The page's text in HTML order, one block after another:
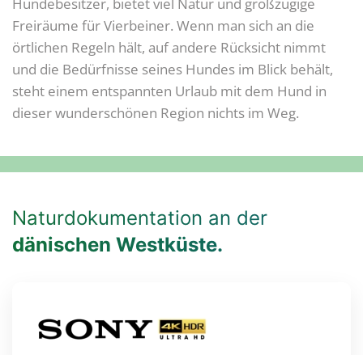
Freiräume für Vierbeiner. Wenn man sich an die
örtlichen Regeln hält, auf andere Rücksicht nimmt
und die Bedürfnisse seines Hundes im Blick behält,
steht einem entspannten Urlaub mit dem Hund in
dieser wunderschönen Region nichts im Weg.
Naturdokumentation an der
dänischen Westküste.